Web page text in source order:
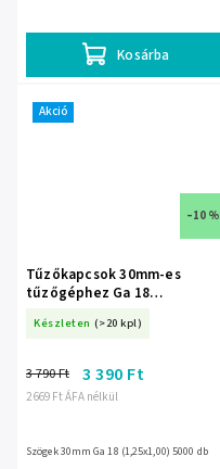
Kosárba
Akció
–10 %
Tűzőkapcsok 30mm-es
tűzőgéphez Ga 18
Készleten (>20 kpl)
2 669 Ft ÁFA nélkül
3 790 Ft 3 390 Ft
Szögek 30mm Ga 18 (1,25x1,00) 5000 db